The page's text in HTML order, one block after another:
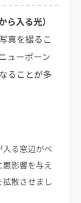
ら入る光）
真を撮るこ
ューボーン
ることが多
入る窓辺がベ
影響を与え
散させまし